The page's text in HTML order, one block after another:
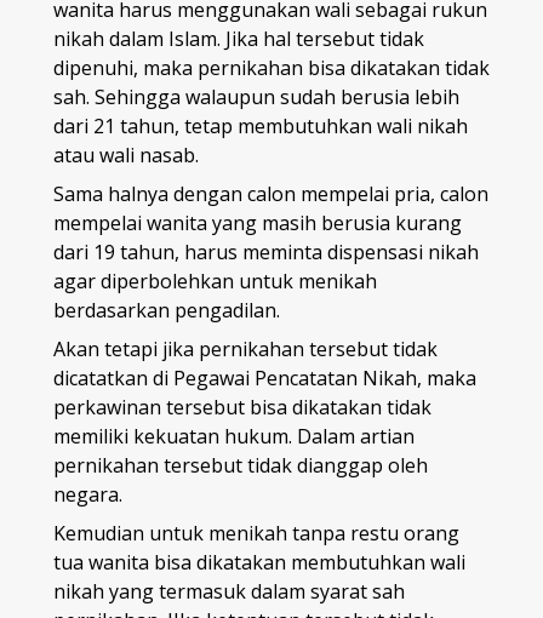
wanita harus menggunakan wali sebagai rukun
nikah dalam Islam. Jika hal tersebut tidak
dipenuhi, maka pernikahan bisa dikatakan tidak
sah. Sehingga walaupun sudah berusia lebih
dari 21 tahun, tetap membutuhkan wali nikah
atau wali nasab.
Sama halnya dengan calon mempelai pria, calon
mempelai wanita yang masih berusia kurang
dari 19 tahun, harus meminta dispensasi nikah
agar diperbolehkan untuk menikah
berdasarkan pengadilan.
Akan tetapi jika pernikahan tersebut tidak
dicatatkan di Pegawai Pencatatan Nikah, maka
perkawinan tersebut bisa dikatakan tidak
memiliki kekuatan hukum. Dalam artian
pernikahan tersebut tidak dianggap oleh
negara.
Kemudian untuk menikah tanpa restu orang
tua wanita bisa dikatakan membutuhkan wali
nikah yang termasuk dalam syarat sah